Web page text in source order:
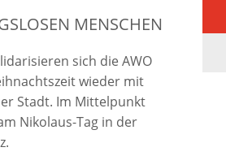
MENSCHEN
sich die AWO
wieder mit
Stadt. Im Mittelpunkt
Nikolaus-Tag in der